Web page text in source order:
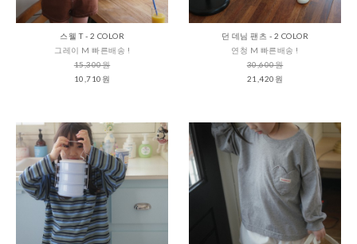
스웰 T - 2 COLOR
그레이 M 빠른배송 !
15,300원
10,710원
던 데님 팬츠 - 2 COLOR
연청 M 빠른배송 !
30,600원
21,420원